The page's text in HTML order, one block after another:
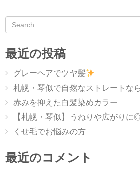
最近の投稿
グレーヘアでツヤ髪
札幌・琴似で自然なストレートな
赤みを抑えた白髪染めカラー
【札幌・琴似】うねりや広がり
くせ毛でお悩みの方
最近のコメント